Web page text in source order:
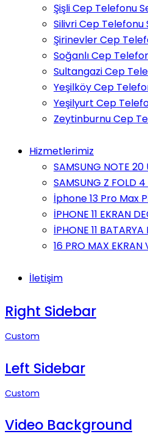
Şişli Cep Telefonu
Silivri Cep Telefonu
Şirinevler Cep
Soğanlı Cep
Sultangazi Cep
Yeşilköy Cep
Yeşilyurt Cep
Zeytinburnu Cep
Hizmetlerimiz
SAMSUNG NOTE 20
SAMSUNG Z FOLD 4
İphone 13 Pro Max
İPHONE 11 EKRAN
İPHONE 11
16 PRO MAX EKRAN
İletişim
Right Sidebar
Custom
Left Sidebar
Custom
Video Background